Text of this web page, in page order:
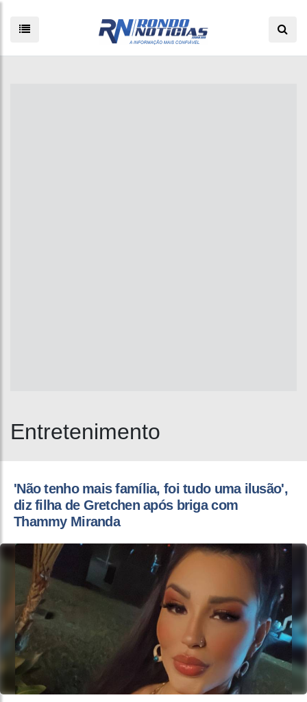
Entretenimento
'Não tenho mais família, foi tudo uma ilusão',
diz filha de Gretchen após briga com
Thammy Miranda